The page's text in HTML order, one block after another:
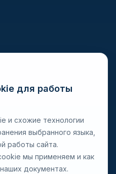
для работы
и схожие технологии
выбранного языка,
работы сайта.
мы применяем и как
документах.